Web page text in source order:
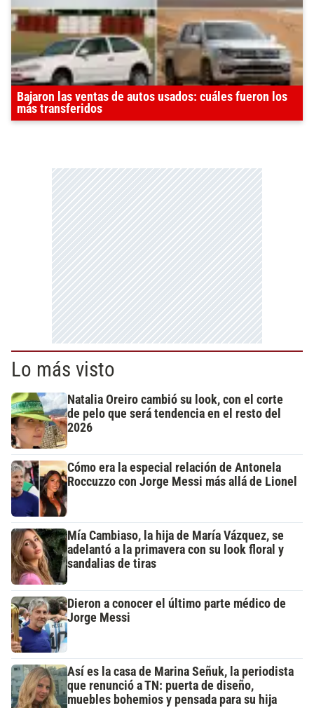
Bajaron las ventas de autos usados: cuáles fueron los
más transferidos
Lo más visto
Natalia Oreiro cambió su look, con el corte
de pelo que será tendencia en el resto del
2026
Cómo era la especial relación de Antonela
Roccuzzo con Jorge Messi más allá de Lionel
Mía Cambiaso, la hija de María Vázquez, se
adelantó a la primavera con su look floral y
sandalias de tiras
Dieron a conocer el último parte médico de
Jorge Messi
Así es la casa de Marina Señuk, la periodista
que renunció a TN: puerta de diseño,
muebles bohemios y pensada para su hija